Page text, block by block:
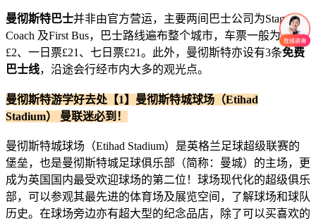
曼彻斯特巴士并非由官方营运，主要两间巴士公司为Stage
Coach 及First Bus，巴士路线遍布整个城市，车票一般为单程
£2、一日票£21、七日票£21。此外，曼彻斯特亦设有3条免费
巴士线，沿途会行经巿内大多的观光点。
曼彻斯特游学好去处【1】曼彻斯特城球场（Etihad
Stadium） 曼联迷必到！
曼彻斯特城球场（Etihad Stadium）是英格兰足球超级联赛的
堡垒，也是曼彻斯特城足球俱乐部（简称：曼城）的主场，更
成为英国国内最受欢迎球场的第二位！球场现代化的超级俱乐
部，可以参观其最先进的体育场及展览空间，了解球场和球队
历史。在球场旁边亦有超大型的纪念品店，除了可以买喜欢的